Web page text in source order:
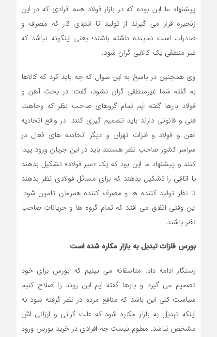
پیشنهاد ما این بوده که در بازار فولاد همه افرادی که در این
زنجیره قرار می گیرند از تولید تا انتهای کار که مصرف و
صادرات است نماینده داشته باشند؛ یعنی اینگونه نباشد که
غیر منطقی یک کالایی گران شود.
وی همچنین در پاسخ به این سوال که چه باید کرد که کالاها
به گفته شما غیرمنطقی گران نشود، گفت: در بحث آهن و
فولاد بارها گفته ایم تمام گروهای صاحب نظر که وجاهت
فنی و قانونی دارند باید تصمیم گیری کنند. در واقع اتحادیه
اهن و فولاد و فلزات تهران و دیگر اتحادیه های فعال در
سراسر کشور صاحب نظر هستند باید در این جریان ورود پیدا
کنند و پیشنهاد ما این بود که یک «میز فولاد» تشکیل بدهند
یا اتاقی را تشکیل بدهند که برای مسائل فولادی نظر بدهند
تا نظر تولید کننده ها و مصرف کننده همزمان تامین شود.
این وقتی اتفاق می افتد که تمام گروه ها و جریانات صاحب
نظر باشند.
بورس فلزات تبدیل به بازار مکاره شده است
رستگار ادامه داد: متاسفانه می بینیم که بورس برای خود
تصمیم می گیرد و بارها گفته ایم این روند را اصلاح کنیم
سیاست کلی این باشد که منافع مردم در نظر گرفته شود نه
اینکه تبدیل به بازار مکاره شود که علت گرانی و ارزانی اش
مشخص نباشد. معلوم نیست چه افرادی در خرید بورس ورود